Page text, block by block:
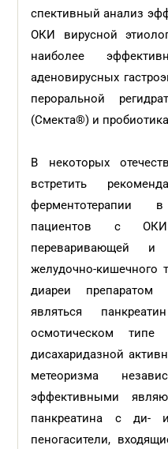
спективный анализ
ОКИ вирусной
наиболее
аденовирусных
пероральной
(Смекта®) и
В некоторых
встретить
ферментотерапии
пациентов с
переваривающей и
желудочно-кишечного
диареи препаратом
являться
осмотическом
дисахаридазной
метеоризма
эффективными
панкреатина с ди-
пеногасители,